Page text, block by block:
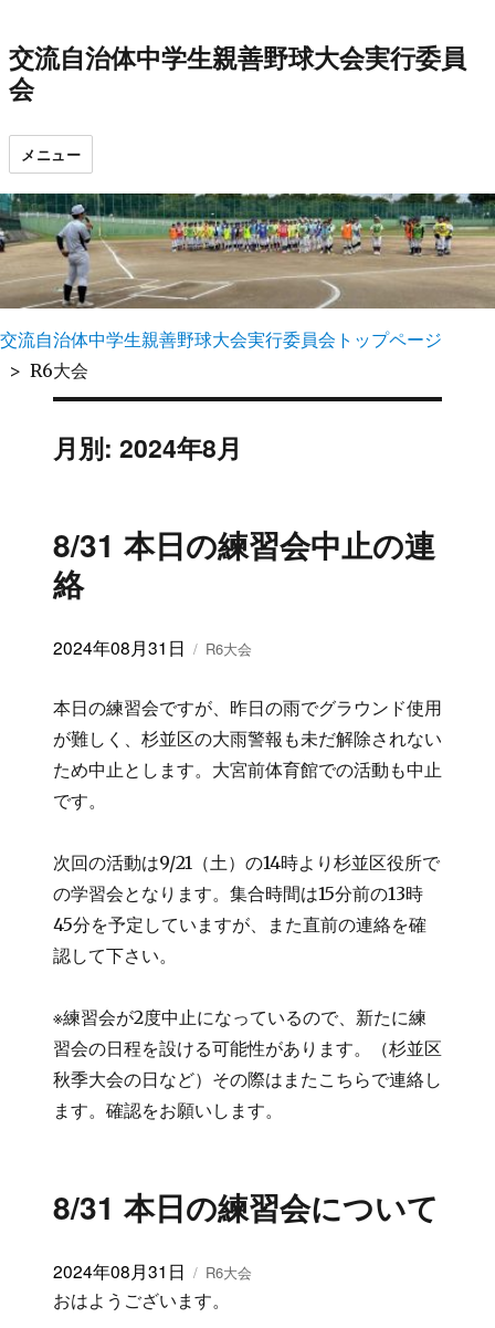
交流自治体中学生親善野球大会実行委員
会
メニュー
交流自治体中学生親善野球大会実行委員会トップページ
R6大会
月別: 2024年8月
8/31 本日の練習会中止の連
絡
投
2024年08月31日
カ
リ
ー
R6大会
本日の練習会ですが、昨日の雨でグラウンド使用
が難しく、杉並区の大雨警報も未だ解除されない
ため中止とします。大宮前体育館での活動も中止
です。
次回の活動は9/21（土）の14時より杉並区役所で
の学習会となります。集合時間は15分前の13時
45分を予定していますが、また直前の連絡を確
認して下さい。
※練習会が2度中止になっているので、新たに練
習会の日程を設ける可能性があります。（杉並区
秋季大会の日など）その際はまたこちらで連絡し
ます。確認をお願いします。
8/31 本日の練習会について
投
稿
日:
2024年08月31日
カ
テ
ゴ
R6大会
おはようございます。